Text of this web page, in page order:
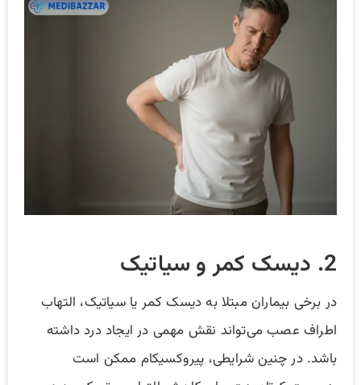
2. دیسک کمر و سیاتیک
در برخی بیماران مبتلا به دیسک کمر یا سیاتیک، التهاب
اطراف عصب می‌تواند نقش مهمی در ایجاد درد داشته
باشد. در چنین شرایطی، پیروکسیکام ممکن است